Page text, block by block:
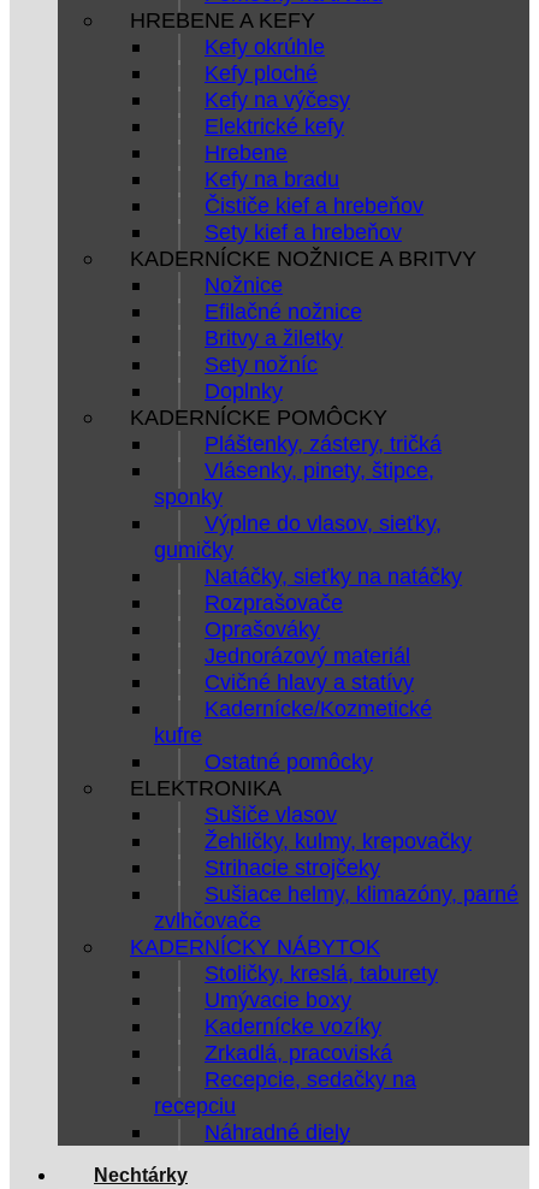
HREBENE A KEFY
Kefy okrúhle
Kefy ploché
Kefy na výčesy
Elektrické kefy
Hrebene
Kefy na bradu
Čističe kief a hrebeňov
Sety kief a hrebeňov
KADERNÍCKE NOŽNICE A BRITVY
Nožnice
Efilačné nožnice
Britvy a žiletky
Sety nožníc
Doplnky
KADERNÍCKE POMÔCKY
Pláštenky, zástery, tričká
Vlásenky, pinety, štipce,
sponky
Výplne do vlasov, sieťky,
gumičky
Natáčky, sieťky na natáčky
Rozprašovače
Oprašováky
Jednorázový materiál
Cvičné hlavy a statívy
Kadernícke/Kozmetické
kufre
Ostatné pomôcky
ELEKTRONIKA
Sušiče vlasov
Žehličky, kulmy, krepovačky
Strihacie strojčeky
Sušiace helmy, klimazóny, parné
zvlhčovače
KADERNÍCKY NÁBYTOK
Stoličky, kreslá, taburety
Umývacie boxy
Kadernícke vozíky
Zrkadlá, pracoviská
Recepcie, sedačky na
recepciu
Náhradné diely
Nechtárky